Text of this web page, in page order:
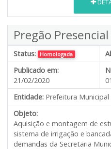
Pregão
Status: Homologada
Publicado em:
21/02/2020
Entidade: Prefeitura
Objeto:
Aquisição e montagem de
sistema de irrigação e
demandas da Secretaria